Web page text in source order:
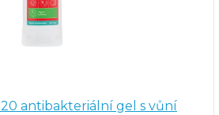
antibakteriální gel s vůní